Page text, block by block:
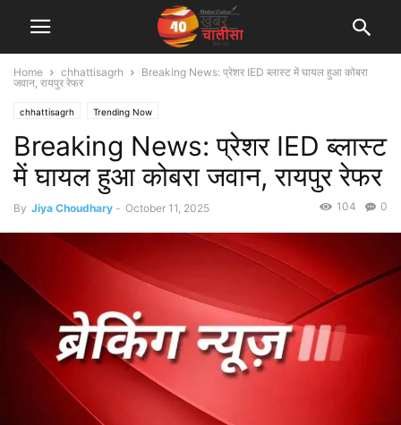
Home chhattisagrh
Breaking News: प्रेशर IED ब्लास्ट में घायल हुआ कोबरा
जवान, रायपुर रेफर
chhattisagrh Trending Now
Breaking News: प्रेशर IED ब्लास्ट
में घायल हुआ कोबरा जवान, रायपुर रेफर
By Jiya Choudhary - October 11, 2025 0
104